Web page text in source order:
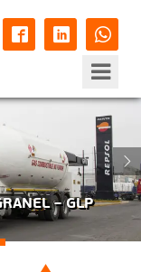
– GLP